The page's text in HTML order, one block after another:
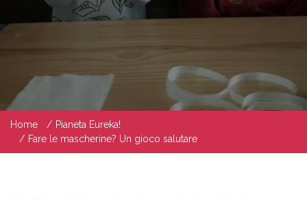
Home
Pianeta Eureka!
Fare le mascherine? Un gioco salutare